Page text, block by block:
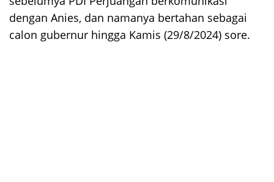
dengan Anies, dan namanya bertahan sebagai
calon gubernur hingga Kamis (29/8/2024) sore.